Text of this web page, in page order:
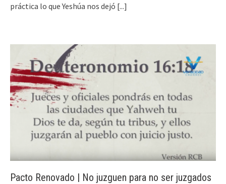
práctica lo que Yeshúa nos dejó [...]
Pacto Renovado | No juzguen para no ser juzgados